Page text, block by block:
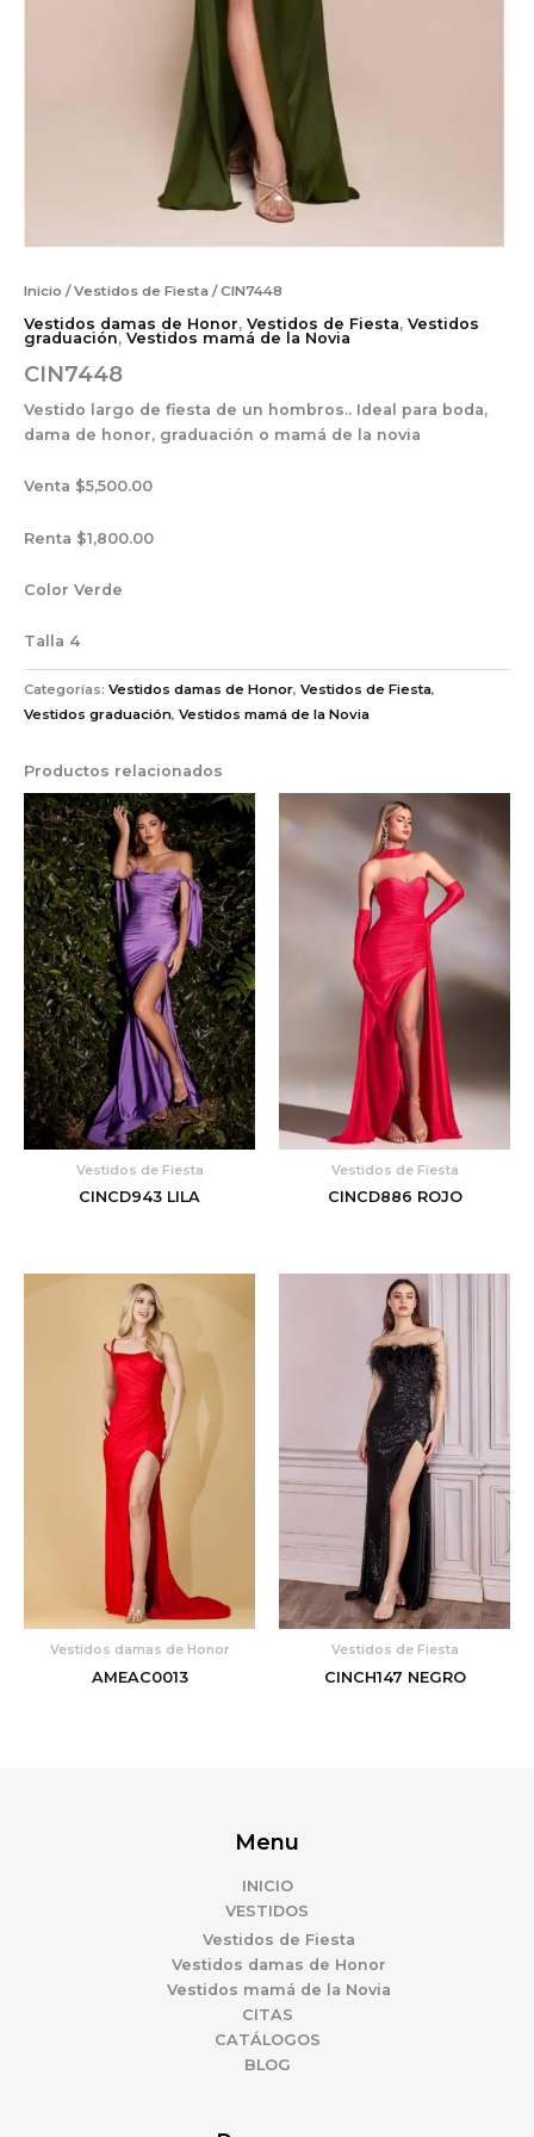
Inicio /Vestidos de Fiesta / CIN7448
Vestidos damas de Honor, Vestidos de Fiesta, Vestidos
graduación, Vestidos mamá de la Novia
CIN7448
Vestido largo de fiesta de un hombros.. Ideal para boda,
dama de honor, graduación o mamá de la novia
Venta $5,500.00
Renta $1,800.00
Color Verde
Talla 4
Categorías: Vestidos damas de Honor, Vestidos de Fiesta,
Vestidos graduación, Vestidos mamá de la Novia
Productos relacionados
Vestidos de Fiesta
CINCD943 LILA
Vestidos de Fiesta
CINCD886 ROJO
Vestidos damas de Honor
AMEAC0013
Vestidos de Fiesta
CINCH147 NEGRO
Menu
INICIO
VESTIDOS
Vestidos de Fiesta
Vestidos damas de Honor
Vestidos mamá de la Novia
CITAS
CATÁLOGOS
BLOG